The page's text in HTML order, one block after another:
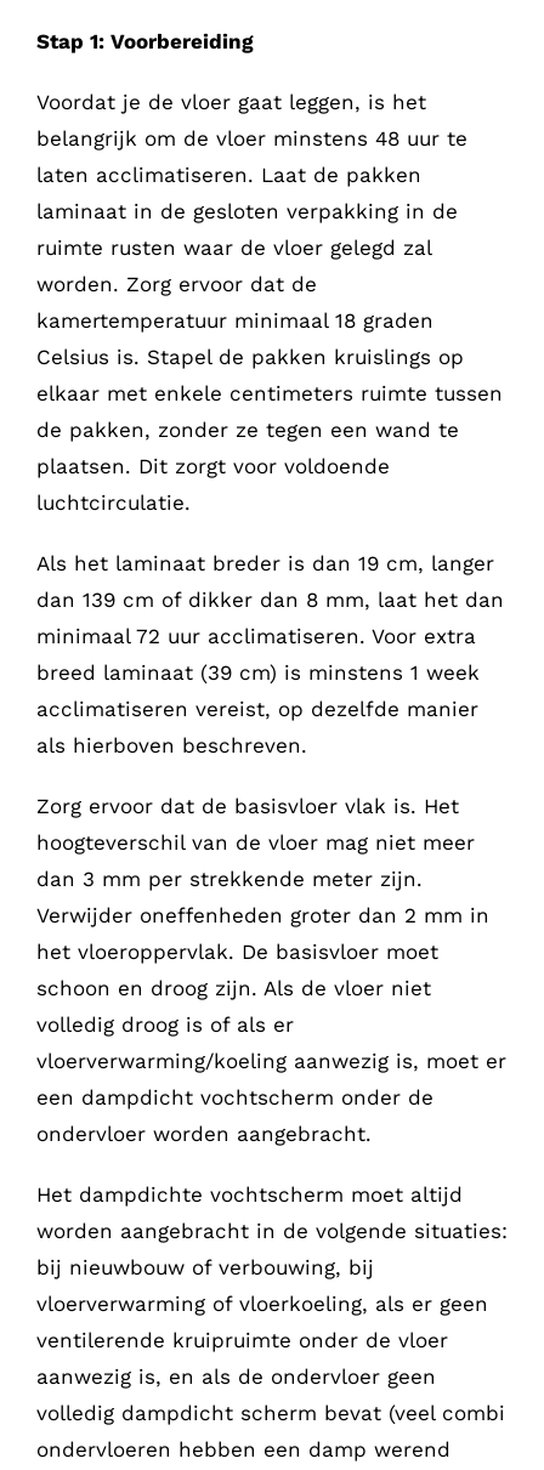
Stap 1: Voorbereiding
Voordat je de vloer gaat leggen, is het
belangrijk om de vloer minstens 48 uur te
laten acclimatiseren. Laat de pakken
laminaat in de gesloten verpakking in de
ruimte rusten waar de vloer gelegd zal
worden. Zorg ervoor dat de
kamertemperatuur minimaal 18 graden
Celsius is. Stapel de pakken kruislings op
elkaar met enkele centimeters ruimte tussen
de pakken, zonder ze tegen een wand te
plaatsen. Dit zorgt voor voldoende
luchtcirculatie.
Als het laminaat breder is dan 19 cm, langer
dan 139 cm of dikker dan 8 mm, laat het dan
minimaal 72 uur acclimatiseren. Voor extra
breed laminaat (39 cm) is minstens 1 week
acclimatiseren vereist, op dezelfde manier
als hierboven beschreven.
Zorg ervoor dat de basisvloer vlak is. Het
hoogteverschil van de vloer mag niet meer
dan 3 mm per strekkende meter zijn.
Verwijder oneffenheden groter dan 2 mm in
het vloeroppervlak. De basisvloer moet
schoon en droog zijn. Als de vloer niet
volledig droog is of als er
vloerverwarming/koeling aanwezig is, moet er
een dampdicht vochtscherm onder de
ondervloer worden aangebracht.
Het dampdichte vochtscherm moet altijd
worden aangebracht in de volgende situaties:
bij nieuwbouw of verbouwing, bij
vloerverwarming of vloerkoeling, als er geen
ventilerende kruipruimte onder de vloer
aanwezig is, en als de ondervloer geen
volledig dampdicht scherm bevat (veel combi
ondervloeren hebben een damp werend